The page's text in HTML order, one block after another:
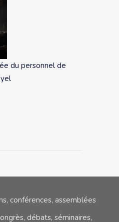
du personnel de
conférences, assemblées
débats, séminaires,